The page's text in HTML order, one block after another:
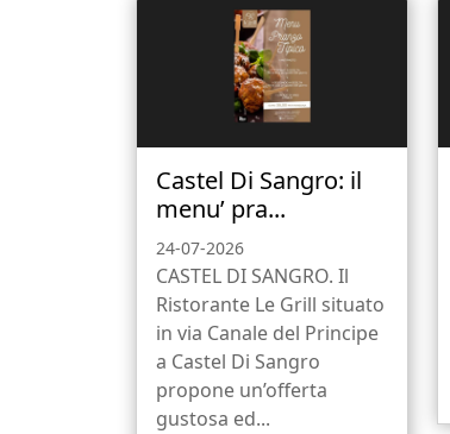
Castel Di Sangro: il
menu’ pra...
24-07-2026
CASTEL DI SANGRO. Il
Ristorante Le Grill situato
in via Canale del Principe
a Castel Di Sangro
propone un’offerta
gustosa ed...